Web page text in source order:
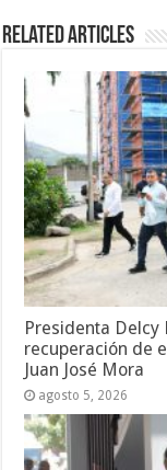
Related Articles
Presidenta Delcy
recuperación de
Juan José Mora
agosto 5, 2026